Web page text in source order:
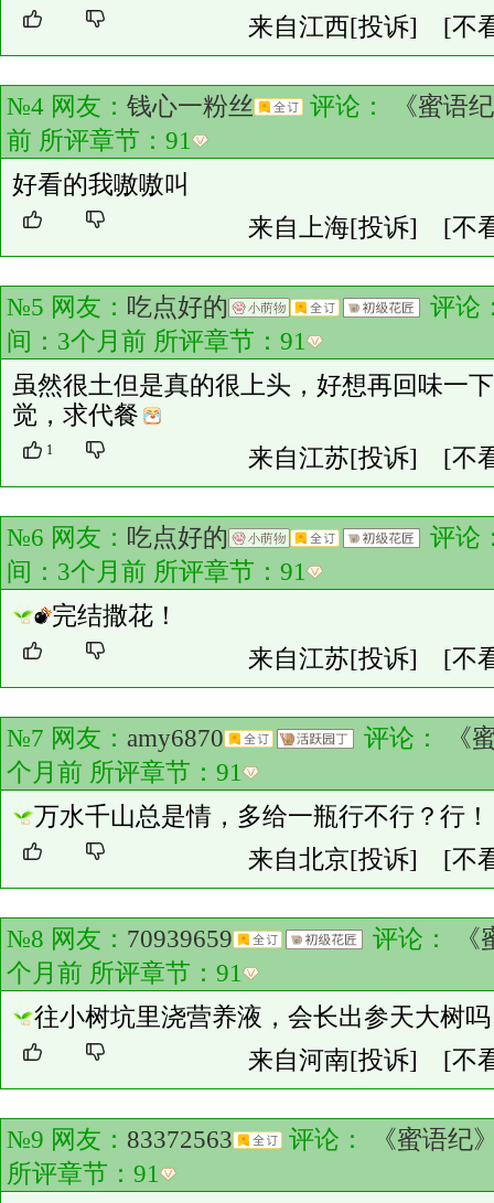
来自江西[投诉] [不
№4 网友： 钱心一粉丝 评论：
《蜜语
前 所评章节： 91
好看的我嗷嗷叫
来自上海[投诉] [不
№5 网友： 吃点好的
评论
间：3个月前 所评章节： 91
虽然很土但是真的很上头，好想再回味一
觉，求代餐
1 来自江苏[投诉] [不
№6 网友： 吃点好的
评论
间：3个月前 所评章节： 91
完结撒花！
来自江苏[投诉] [不
№7 网友： amy6870 评论：
《
个月前 所评章节： 91
万水千山总是情，多给一瓶行不行？行！
来自北京[投诉] [不
№8 网友： 70939659 评论：
个月前 所评章节： 91
往小树坑里浇营养液，会长出参天大树
来自河南[投诉] [不
№9 网友： 83372563 评论：
《蜜语纪
所评章节： 91